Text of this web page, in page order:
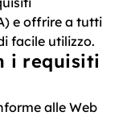
e offrire a tutti
facile utilizzo.
i requisiti
alle Web